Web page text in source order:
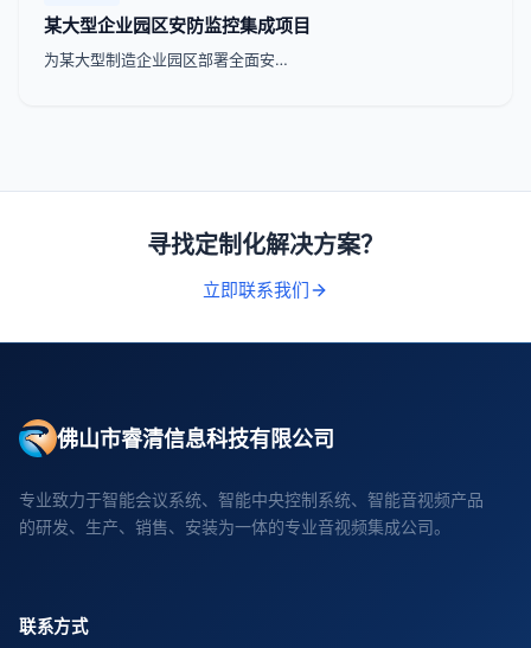
某大型企业园区安防监控集成项目
为某大型制造企业园区部署全面安…
寻找定制化解决方案？
立即联系我们
佛山市睿清信息科技有限公司
专业致力于智能会议系统、智能中央控制系统、智能音视频产品
的研发、生产、销售、安装为一体的专业音视频集成公司。
联系方式